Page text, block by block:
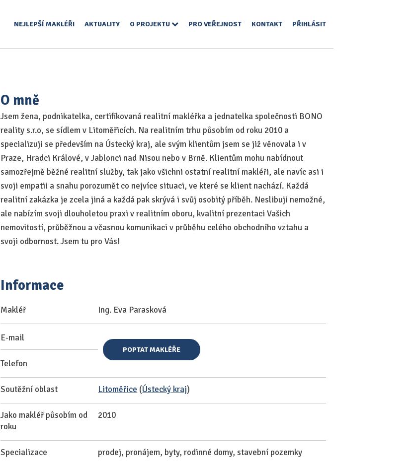
NEJLEPŠÍ MAKLÉŘI AKTUALITY O PROJEKTU PRO VEŘEJNOST KONTAKT PŘIHLÁSIT
O mně
Jsem žena, podnikatelka, certifikovaná realitní makléřka a jednatelka společnosti BONO
reality s.r.o, se sídlem v Litoměřicích. Na realitním trhu působím od roku 2010 a
specializuji se především na Ústecký kraj, ale svým klientům jsem se již věnovala i v
Praze, Hradci Králové, v Jablonci nad Nisou nebo v Brně. Klientům mohu nabídnout
samozřejmě běžné realitní služby, tak jako všichni ostatní realitní makléři, ale navíc asi i
svoji empatii a snahu porozumět co nejvíce situaci, ve které se klient nachází. Každá
realitní zakázka je zcela jiná a každá pak skrývá i svůj osobitý příběh. Neslibuji nemožné,
ale nabízím svoji dlouholetou praxi v realitním oboru, kvalitní prezentaci Vašich
nemovitostí, průběžnou a včasnou komunikaci v průběhu celého obchodního vztahu a
svoji odbornost. Jsem tu pro Vás!
Informace
Makléř Ing. Eva Parasková
E-mail
Telefon
POPTAT MAKLÉŘE
Soutěžní oblast Litoměřice (Ústecký kraj)
Jako makléř působím od
roku
2010
Specializace prodej, pronájem, byty, rodinné domy, stavební pozemky